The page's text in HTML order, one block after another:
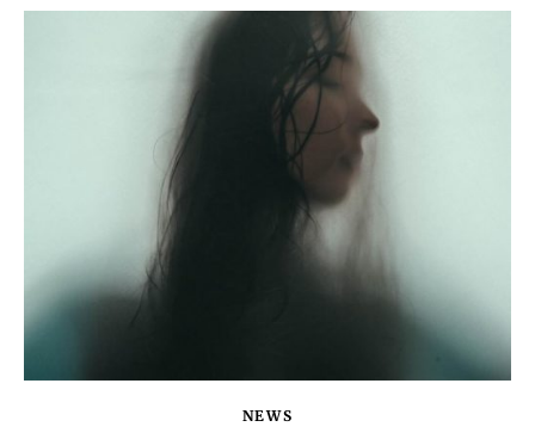
NEWS